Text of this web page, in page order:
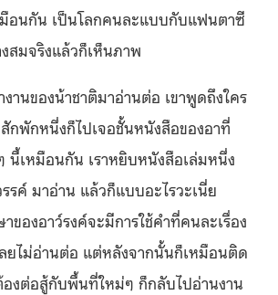
อนกัน เป็นโลกคนละแบบกับแฟนตาซี
สมจริงแล้วก็เห็นภาพ
งานของน้าชาติมาอ่านต่อ เขาพูดถึงใคร
กพักหนึ่งก็ไปเจอชั้นหนังสือของอาที่
นี้เหมือนกัน เราหยิบหนังสือเล่มหนึ่ง
รค์ มาอ่าน แล้วก็แบบอะไรวะเนี่ย
ของอาว์รงค์จะมีการใช้คำที่คนละเรื่อง
ลยไม่อ่านต่อ แต่หลังจากนั้นก็เหมือนติด
องต่อสู้กับพื้นที่ใหม่ๆ ก็กลับไปอ่านงาน